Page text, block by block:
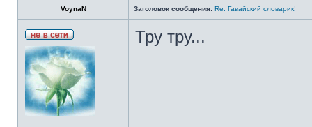
VoynaN Заголовок сообщения: Re: Гавайский словарик!
Тру тру...